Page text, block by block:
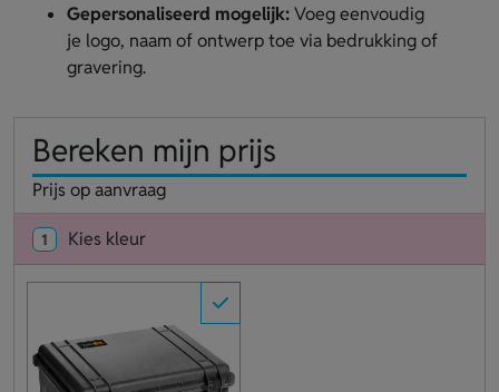
Gepersonaliseerd mogelijk:Voeg eenvoudig
je logo, naam of ontwerp toe via bedrukking of
gravering.
Bereken mijn prijs
Prijs op aanvraag
1 Kies kleur